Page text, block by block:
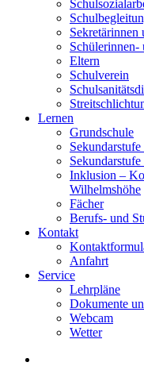
Sekretärinnen
Schülerinnen-
Eltern
Schulverein
Lernen
Grundschule
Sekundarstufe
Inklusion –
Wilhelmshöhe
Fächer
Berufs- und
Kontakt
Anfahrt
Service
Lehrpläne
Dokumente
Webcam
Wetter